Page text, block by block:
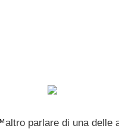
parlare di una delle